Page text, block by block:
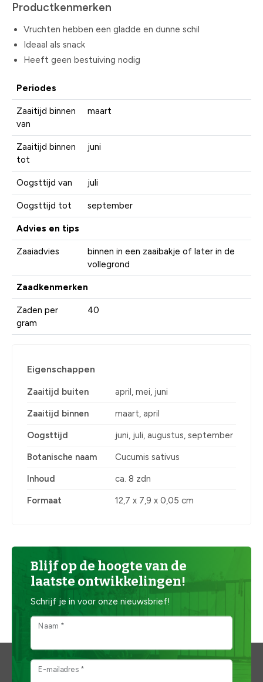
Productkenmerken
Vruchten hebben een gladde en dunne schil
Ideaal als snack
Heeft geen bestuiving nodig
Periodes
Zaaitijd binnen
van
maart
Zaaitijd binnen
tot
juni
Oogsttijd van juli
Oogsttijd tot september
Advies en tips
Zaaiadvies
binnen in een zaaibakje of later in de
vollegrond
Zaadkenmerken
Zaden per
gram
40
Eigenschappen
Zaaitijd buiten april, mei, juni
Zaaitijd binnen maart, april
Oogsttijd juni, juli, augustus, september
Botanische naam Cucumis sativus
Inhoud ca. 8 zdn
Formaat 12,7 x 7,9 x 0,05 cm
Blijf op de hoogte van de
laatste ontwikkelingen!
Schrijf je in voor onze nieuwsbrief!
Naam *
E-mailadres *